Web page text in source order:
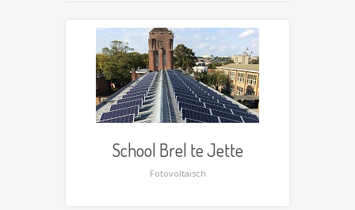
School Brel te Jette
Fotovoltaïsch